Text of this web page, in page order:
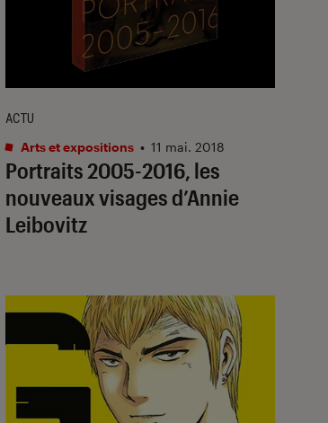
Portraits 2005-2016, les
nouveaux visages d’Annie
Leibovitz
ACTU
Arts et expositions • 11 mai. 2018